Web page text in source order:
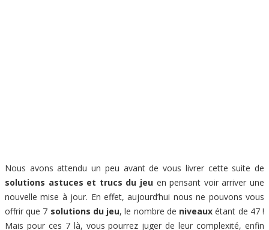
Nous avons attendu un peu avant de vous livrer cette suite de
solutions astuces et trucs du jeu en pensant voir arriver une
nouvelle mise à jour. En effet, aujourd’hui nous ne pouvons vous
offrir que 7 solutions du jeu, le nombre de niveaux étant de 47 !
Mais pour ces 7 là, vous pourrez juger de leur complexité, enfin